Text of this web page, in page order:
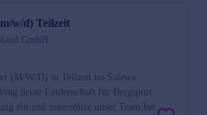
w/d) Teilzeit
GmbH
(M/W/D) in Teilzeit im Salewa
deine Leidenschaft für Bergsport
ein und unterstütze unser Team bei